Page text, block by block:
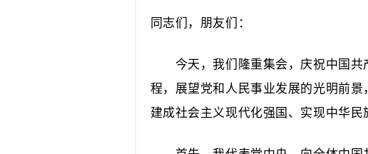
同志们，朋友们：
今天，我们隆重集会，庆祝中国共
程，展望党和人民事业发展的光明前
建成社会主义现代化强国、实现中华民